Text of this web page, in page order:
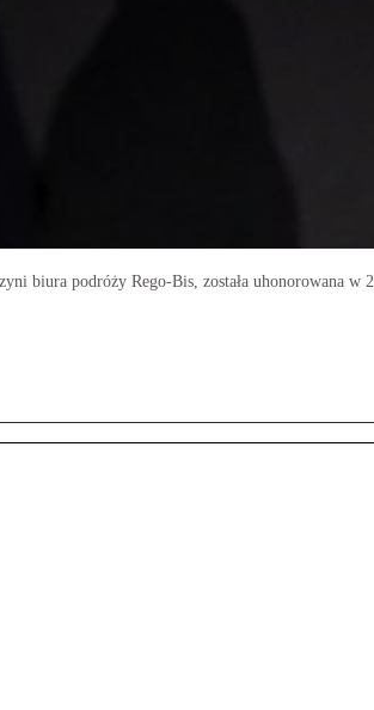
biura podróży Rego-Bis, została uhonorowana